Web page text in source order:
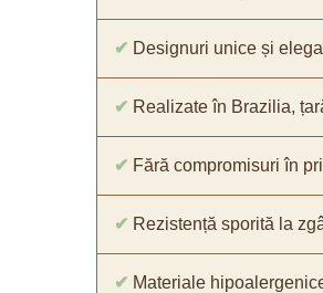
✔ Designuri unice și
✔ Realizate în Brazilia,
✔ Fără compromisuri în
✔ Rezistență sporită la
✔ Materiale